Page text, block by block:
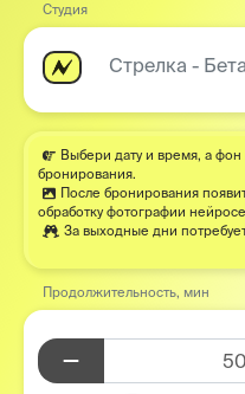
Студия
Стрелка -
Выбери дату и время, а
бронирования.
После бронирования
обработку фотографии
За выходные дни
Продолжительность, мин